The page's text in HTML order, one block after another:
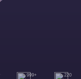
999+ 220